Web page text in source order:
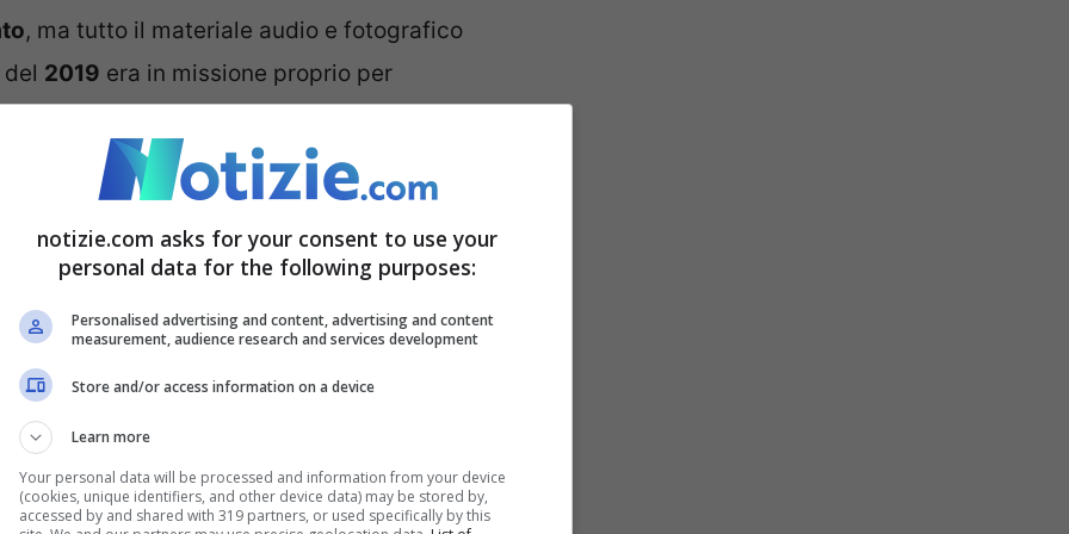
, ma tutto il materiale audio e fotografico
2019 era in missione proprio per
foto e video registrano le operazioni
perfino le conversazioni di alcuni membri
hanno disposto la trascrizione e la
d’interrogare come testi il
e l’ufficiale
, che sulla
tratta di «documenti fondamentali, e di
Bongiorno, «
che sono sempre stati a
ne sapesse nulla»
si sentono persone che
notizie.com asks for your consent to use your
personal data for the following purposes:
Personalised advertising and content, advertising and content
measurement, audience research and services development
Store and/or access information on a device
Learn more
Your personal data will be processed and information from your device
(cookies, unique identifiers, and other device data) may be stored by,
accessed by and shared with 319 partners, or used specifically by this